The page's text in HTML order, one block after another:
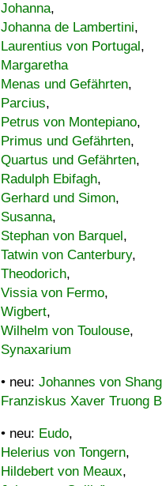
Johanna,
Johanna de Lambertini,
Laurentius von Portugal,
Margaretha
Menas und Gefährten,
Parcius,
Petrus von Montepiano,
Primus und Gefährten,
Quartus und Gefährten,
Radulph Ebifagh,
Gerhard und Simon,
Susanna,
Stephan von Barquel,
Tatwin von Canterbury,
Theodorich,
Vissia von Fermo,
Wigbert,
Wilhelm von Toulouse,
Synaxarium
• neu: Johannes von
Franziskus Xaver Truong
• neu: Eudo,
Helerius von Tongern,
Hildebert von Meaux,